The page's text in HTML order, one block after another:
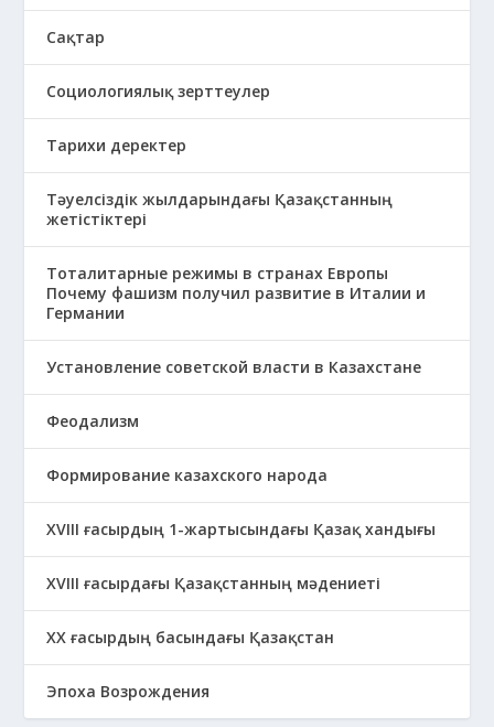
Сақтар
Социологиялық зерттеулер
Тарихи деректер
Тәуелсіздік жылдарындағы Қазақстанның
жетістіктері
Тоталитарные режимы в странах Европы
Почему фашизм получил развитие в Италии и
Германии
Установление советской власти в Казахстане
Феодализм
Формирование казахского народа
ХVIII ғасырдың 1-жартысындағы Қазақ хандығы
ХVІІІ ғасырдағы Қазақстанның мәдениеті
ХХ ғасырдың басындағы Қазақстан
Эпоха Возрождения